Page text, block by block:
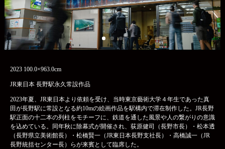
2023 100.0×963.0cm
JR東日本 長野駅永久常設作品
2023年夏、JR東日本より依頼を受け、当時東京藝術大学４年生であった真
田が長野駅に常設となる約10mの絵画作品を駅構内で滞在制作した。JR長野
駅正面の十二本の列柱をモチーフに、鉄道を通した風景や人の繋がりの意識
を込めている。同年秋に除幕式が開催され、荻原健司（長野市長）・松本透
（長野県立美術館長）・松橋賢一（JR東日本長野支社長）・高橋誠一（JR
長野統括センター長）らが来賓として臨席した。